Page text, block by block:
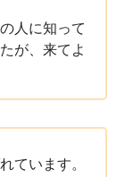
人に知って
が、来てよ
ています。